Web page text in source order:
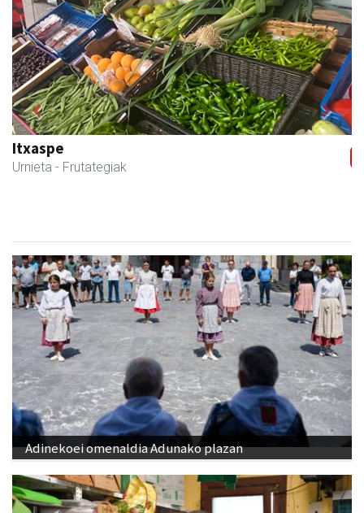
Magale Ikastetxea
Urnieta - Hezkuntza
Previous Next
Adinekoei omenaldia Adunako plazan